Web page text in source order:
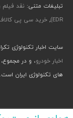
تبلیغات متنی: نقد
EDR)
, خرید سی پی
سایت اخبار تکنولوژی
اخبار خودرو، و در
های تکنولوژی ایران است.
طراحی رابط کاربری و